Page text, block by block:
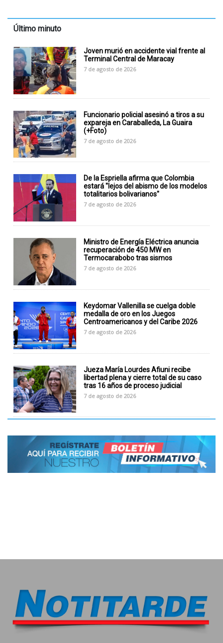
Último minuto
Joven murió en accidente vial frente al
Terminal Central de Maracay
7 de agosto de 2026
Funcionario policial asesinó a tiros a su
expareja en Caraballeda, La Guaira
(+Foto)
7 de agosto de 2026
De la Espriella afirma que Colombia
estará "lejos del abismo de los modelos
totalitarios bolivarianos"
7 de agosto de 2026
Ministro de Energía Eléctrica anuncia
recuperación de 450 MW en
Termocarabobo tras sismos
7 de agosto de 2026
Keydomar Vallenilla se cuelga doble
medalla de oro en los Juegos
Centroamericanos y del Caribe 2026
7 de agosto de 2026
Jueza María Lourdes Afiuni recibe
libertad plena y cierre total de su caso
tras 16 años de proceso judicial
7 de agosto de 2026